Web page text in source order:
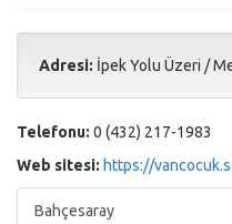
Adresi: İpek Yolu Üzeri /
Telefonu: 0 (432) 217-1983
Web sitesi: https://
Bahçesaray